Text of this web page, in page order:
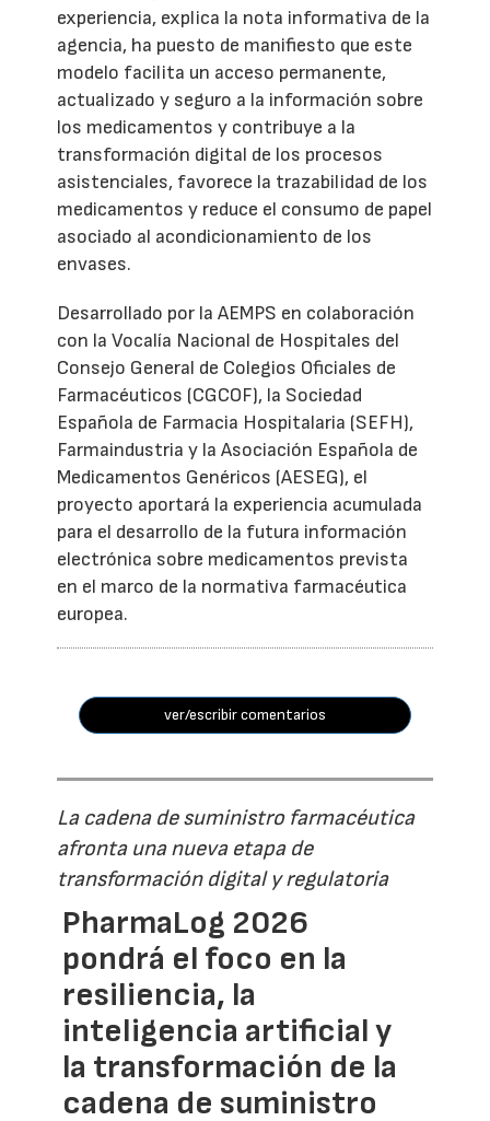
experiencia, explica la nota informativa de la
agencia, ha puesto de manifiesto que este
modelo facilita un acceso permanente,
actualizado y seguro a la información sobre
los medicamentos y contribuye a la
transformación digital de los procesos
asistenciales, favorece la trazabilidad de los
medicamentos y reduce el consumo de papel
asociado al acondicionamiento de los
envases.
Desarrollado por la AEMPS en colaboración
con la Vocalía Nacional de Hospitales del
Consejo General de Colegios Oficiales de
Farmacéuticos (CGCOF), la Sociedad
Española de Farmacia Hospitalaria (SEFH),
Farmaindustria y la Asociación Española de
Medicamentos Genéricos (AESEG), el
proyecto aportará la experiencia acumulada
para el desarrollo de la futura información
electrónica sobre medicamentos prevista
en el marco de la normativa farmacéutica
europea.
ver/escribir comentarios
La cadena de suministro farmacéutica
afronta una nueva etapa de
transformación digital y regulatoria
PharmaLog 2026
pondrá el foco en la
resiliencia, la
inteligencia artificial y
la transformación de la
cadena de suministro